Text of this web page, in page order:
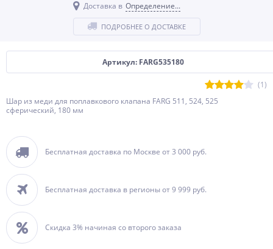
Артикул: FARG535180
(1)
Шар из меди для поплавкового клапана FARG 511, 524, 525
сферический, 180 мм
Бесплатная доставка по Москве от 3 000 руб.
Бесплатная доставка в регионы от 9 999 руб.
Скидка 3% начиная со второго заказа
Доставка в Определение...
ПОДРОБНЕЕ О ДОСТАВКЕ